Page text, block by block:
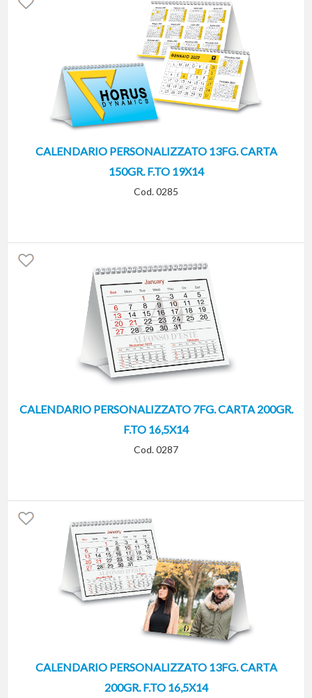
CALENDARIO PERSONALIZZATO 13FG. CARTA
150GR. F.TO 19X14
Cod. 0285
CALENDARIO PERSONALIZZATO 7FG. CARTA 200GR.
F.TO 16,5X14
Cod. 0287
CALENDARIO PERSONALIZZATO 13FG. CARTA
200GR. F.TO 16,5X14